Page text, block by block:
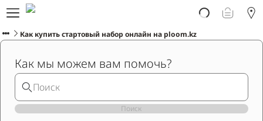
Про Ploom Aura
Заказать онлайн
Помощь и поддержка
Как купить стартовый набор онлайн на ploom.kz
Как мы можем вам помочь?
Поиск